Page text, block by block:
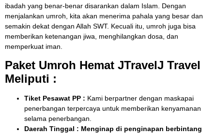
ibadah yang benar-benar disarankan dalam Islam. Dengan
menjalankan umroh, kita akan menerima pahala yang besar dan
semakin dekat dengan Allah SWT. Kecuali itu, umroh juga bisa
memberikan ketenangan jiwa, menghilangkan dosa, dan
memperkuat iman.
Paket Umroh Hemat JTravelJ Travel
Meliputi :
Tiket Pesawat PP : Kami berpartner dengan maskapai
penerbangan terpercaya untuk memberikan kenyamanan
selama penerbangan.
Daerah Tinggal : Menginap di penginapan berbintang